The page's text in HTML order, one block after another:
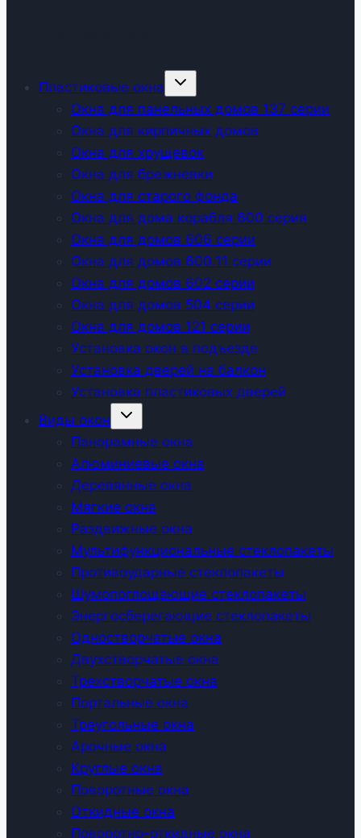
Пластиковые окна
Развернуть
Окна для панельных домов 137 серии
Окна для кирпичных домов
Окна для хрущевок
Окна для брежневки
Окна для старого фонда
Окна для дома корабля 600 серия
Окна для домов 606 серии
Окна для домов 600.11 серии
Окна для домов 602 серии
Окна для домов 504 серии
Окна для домов 121 серии
Установка окон в подъезде
Установка дверей на балкон
Установка пластиковых дверей
Виды окон
Развернуть
Панорамные окна
Алюминиевые окна
Деревянные окна
Мягкие окна
Раздвижные окна
Мультифункциональные стеклопакеты
Противоударные стеклопакеты
Шумопоглощающие стеклопакеты
Энергосберегающие стеклопакеты
Одностворчатые окна
Двухстворчатые окна
Трехстворчатые окна
Портальные окна
Треугольные окна
Арочные окна
Круглые окна
Поворотные окна
Откидные окна
Поворотно-откидные окна